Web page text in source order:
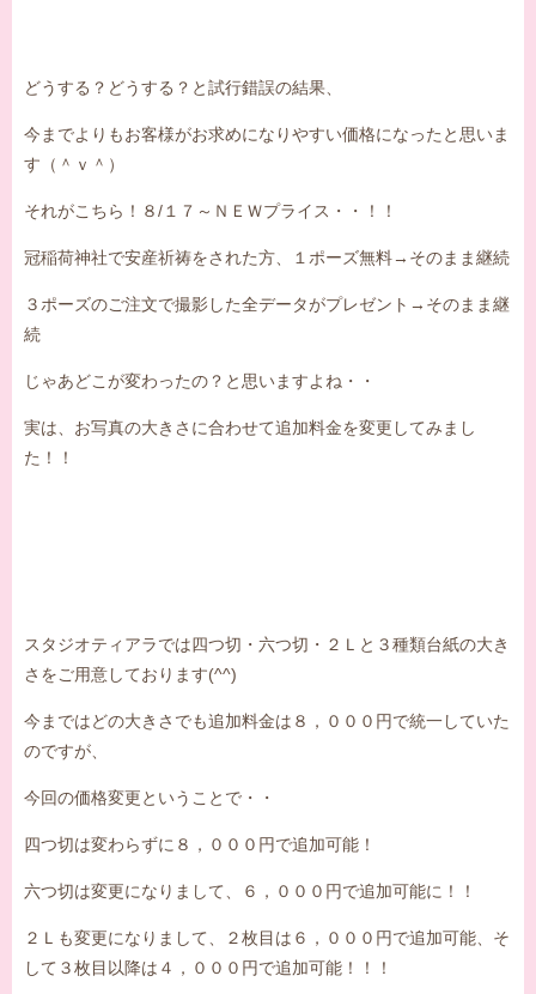
どうする？どうする？と試行錯誤の結果、
今までよりもお客様がお求めになりやすい価格になったと思いま
す（＾ｖ＾）
それがこちら！８/１７～ＮＥＷプライス・・！！
冠稲荷神社で安産祈祷をされた方、１ポーズ無料→そのまま継続
３ポーズのご注文で撮影した全データがプレゼント→そのまま継
続
じゃあどこが変わったの？と思いますよね・・
実は、お写真の大きさに合わせて追加料金を変更してみまし
た！！
スタジオティアラでは四つ切・六つ切・２Ｌと３種類台紙の大き
さをご用意しております(^^)
今まではどの大きさでも追加料金は８，０００円で統一していた
のですが、
今回の価格変更ということで・・
四つ切は変わらずに８，０００円で追加可能！
六つ切は変更になりまして、６，０００円で追加可能に！！
２Ｌも変更になりまして、２枚目は６，０００円で追加可能、そ
して３枚目以降は４，０００円で追加可能！！！